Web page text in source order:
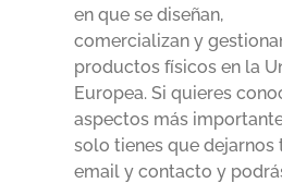
en que se diseñan,
comercializan y
productos físicos en la
Europea. Si quieres
aspectos más
solo tienes que dejarnos
email y contacto y